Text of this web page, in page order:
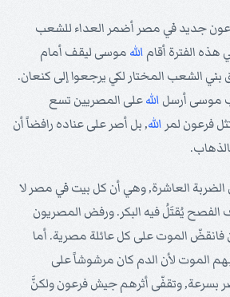
جديد في مصر أضمر العداء للشعب
الفترة أقام الله موسى ليقف أمام
الشعب المختار لكي يرجعوا إلى كنعان.
موسى أرسل اللهعلى المصريين تسع
فرعون لمر الله, بل أصر على عناده رافضاً أن
الضربة العاشرة, وهي أن كل بيت في مصر لا
يُقتَلُ فيه البكر. ورفض المصريون
فانقضّ الموت على كل عائلة مصرية. أما
الموت لأن الدم كان مرشوشاً على
بسرعة, وتقفّى أثرهم جيش فرعون ولكنَّ